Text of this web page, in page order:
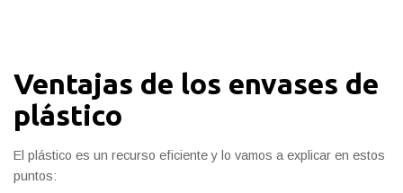
Ventajas de los envases de
plástico
El plástico es un recurso eficiente y lo vamos a explicar en estos
puntos: